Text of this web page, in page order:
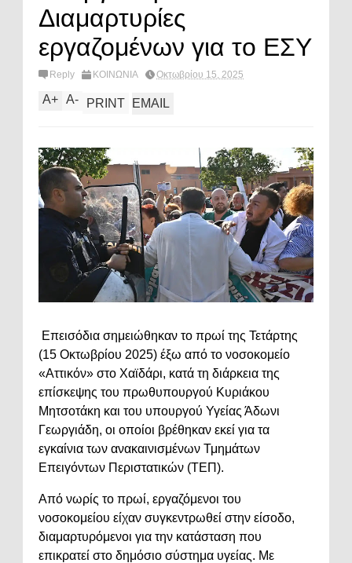
Διαμαρτυρίες
εργαζομένων για το ΕΣΥ
Reply ΚΟΙΝΩΝΙΑ Οκτωβρίου 15, 2025
A+ A- PRINT EMAIL
Επεισόδια σημειώθηκαν το πρωί της Τετάρτης
(15 Οκτωβρίου 2025) έξω από το νοσοκομείο
«Αττικόν» στο Χαϊδάρι, κατά τη διάρκεια της
επίσκεψης του πρωθυπουργού Κυριάκου
Μητσοτάκη και του υπουργού Υγείας Άδωνι
Γεωργιάδη, οι οποίοι βρέθηκαν εκεί για τα
εγκαίνια των ανακαινισμένων Τμημάτων
Επειγόντων Περιστατικών (ΤΕΠ).
Από νωρίς το πρωί, εργαζόμενοι του
νοσοκομείου είχαν συγκεντρωθεί στην είσοδο,
διαμαρτυρόμενοι για την κατάσταση που
επικρατεί στο δημόσιο σύστημα υγείας. Με